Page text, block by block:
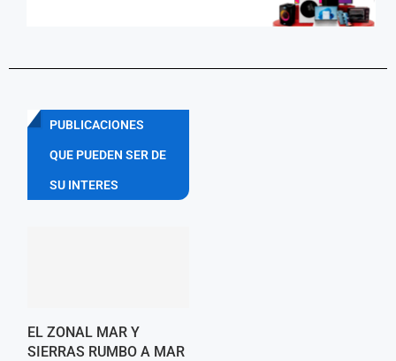
PUBLICACIONES
QUE PUEDEN SER DE
SU INTERES
EL ZONAL MAR Y
SIERRAS RUMBO A MAR